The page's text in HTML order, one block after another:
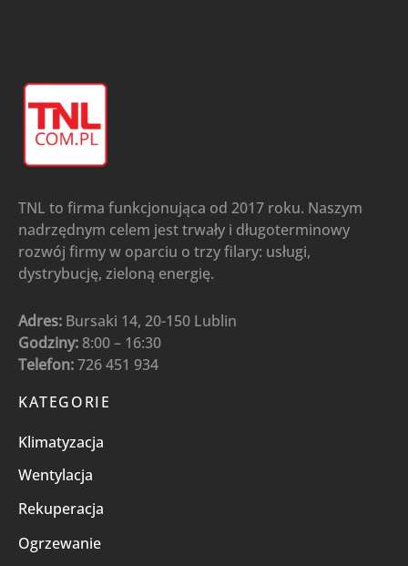
TNL to firma funkcjonująca od 2017 roku. Naszym
nadrzędnym celem jest trwały i długoterminowy
rozwój firmy w oparciu o trzy filary: usługi,
dystrybucję, zieloną energię.
Adres: Bursaki 14, 20-150 Lublin
Godziny: 8:00 – 16:30
Telefon:726 451 934
KATEGORIE
Klimatyzacja
Wentylacja
Rekuperacja
Ogrzewanie